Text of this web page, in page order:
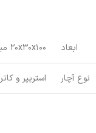
ابعاد 20x30x100 میلی‌متر
نوع آچار استریپر و کاتر